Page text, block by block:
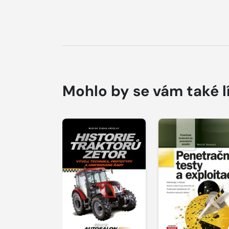
Mohlo by se vám také